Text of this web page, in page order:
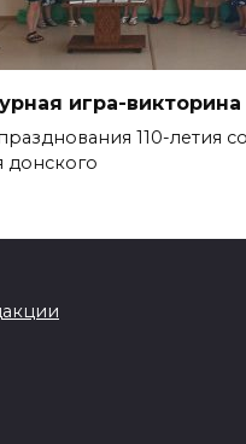
игра-викторина
110-летия